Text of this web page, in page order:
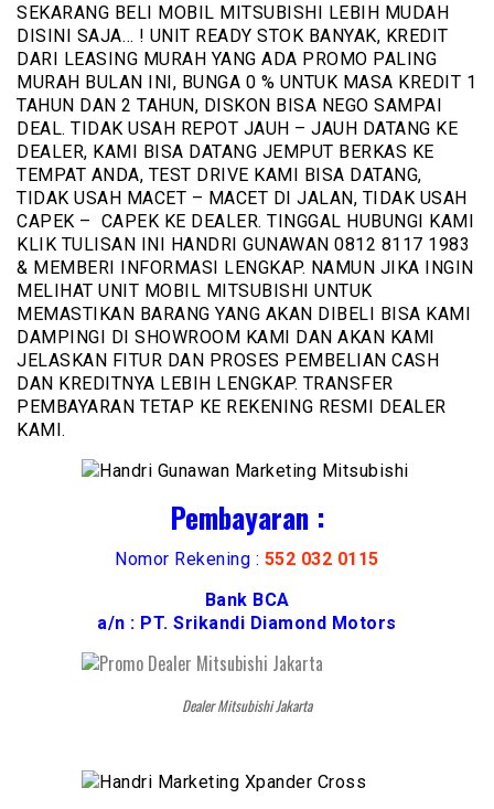
SEKARANG BELI MOBIL MITSUBISHI LEBIH MUDAH
DISINI SAJA… ! UNIT READY STOK BANYAK, KREDIT
DARI LEASING MURAH YANG ADA PROMO PALING
MURAH BULAN INI, BUNGA 0 % UNTUK MASA KREDIT 1
TAHUN DAN 2 TAHUN, DISKON BISA NEGO SAMPAI
DEAL. TIDAK USAH REPOT JAUH – JAUH DATANG KE
DEALER, KAMI BISA DATANG JEMPUT BERKAS KE
TEMPAT ANDA, TEST DRIVE KAMI BISA DATANG,
TIDAK USAH MACET – MACET DI JALAN, TIDAK USAH
CAPEK – CAPEK KE DEALER. TINGGAL HUBUNGI KAMI
KLIK TULISAN INI HANDRI GUNAWAN 0812 8117 1983
& MEMBERI INFORMASI LENGKAP. NAMUN JIKA INGIN
MELIHAT UNIT MOBIL MITSUBISHI UNTUK
MEMASTIKAN BARANG YANG AKAN DIBELI BISA KAMI
DAMPINGI DI SHOWROOM KAMI DAN AKAN KAMI
JELASKAN FITUR DAN PROSES PEMBELIAN CASH
DAN KREDITNYA LEBIH LENGKAP. TRANSFER
PEMBAYARAN TETAP KE REKENING RESMI DEALER
KAMI.
Pembayaran :
Nomor Rekening : 552 032 0115
Bank BCA
a/n : PT. Srikandi Diamond Motors
Dealer Mitsubishi Jakarta